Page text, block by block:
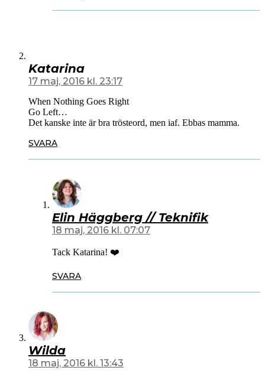
Katarina
17 maj, 2016 kl. 23:17
When Nothing Goes Right
Go Left…
Det kanske inte är bra trösteord, men iaf. Ebbas mamma.
SVARA
Elin Häggberg // Teknifik
18 maj, 2016 kl. 07:07
Tack Katarina! ❤️
SVARA
Wilda
18 maj, 2016 kl. 13:43